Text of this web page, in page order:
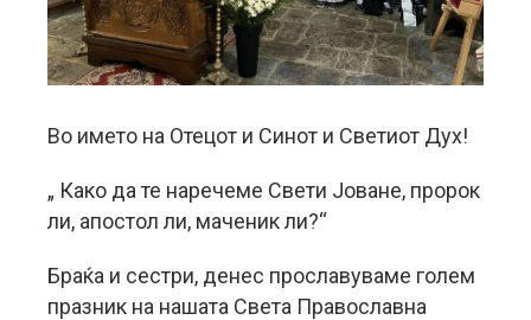
Во името на Отецот и Синот и Светиот Дух!
„ Како да те наречеме Свети Јоване, пророк
ли, апостол ли, маченик ли?“
Браќа и сестри, денес прославуваме голем
празник на нашата Света Православна